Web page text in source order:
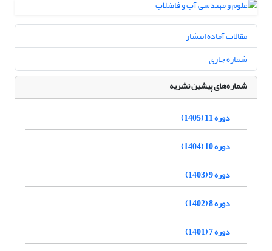
مقالات آماده انتشار
شماره جاری
شماره‌های پیشین نشریه
دوره 11 (1405)
دوره 10 (1404)
دوره 9 (1403)
دوره 8 (1402)
دوره 7 (1401)